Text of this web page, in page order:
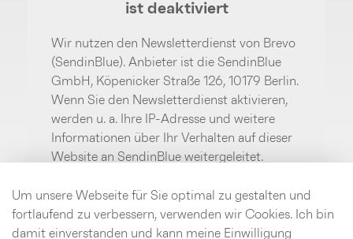
ist deaktiviert
Wir nutzen den Newsletterdienst von Brevo
(SendinBlue). Anbieter ist die SendinBlue
GmbH, Köpenicker Straße 126, 10179 Berlin.
Wenn Sie den Newsletterdienst aktivieren,
werden u. a. Ihre IP-Adresse und weitere
Informationen über Ihr Verhalten auf dieser
Website an SendinBlue weitergeleitet.
Umständen Cookies in Ihrem Browser oder
setzt vergleichbare
Wiedererkennungstechnologien ein. Weitere
Um unsere Webseite für Sie optimal zu gestalten und
fortlaufend zu verbessern, verwenden wir Cookies. Ich bin
damit einverstanden und kann meine Einwilligung